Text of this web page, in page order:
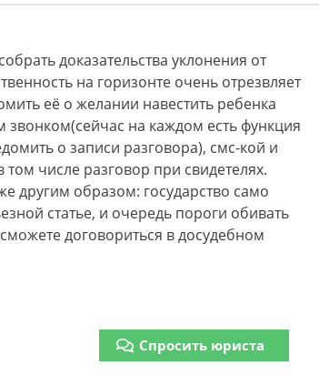
доказательства уклонения от
на горизонте очень отрезвляет
её о желании навестить ребенка
на каждом есть функция
о записи разговора), смс-кой и
числе разговор при свидетелях.
другим образом: государство само
статье, и очередь пороги обивать
договориться в досудебном
Спросить юриста